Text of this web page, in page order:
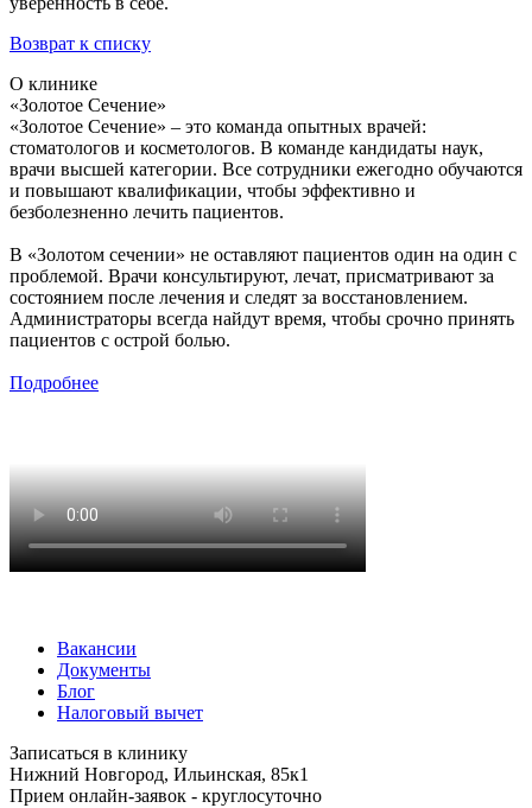
Возврат к списку
О клинике
«Золотое Сечение»
«Золотое Сечение» – это команда опытных врачей:
стоматологов и косметологов. В команде кандидаты наук,
врачи высшей категории. Все сотрудники ежегодно обучаются
и повышают квалификации, чтобы эффективно и
безболезненно лечить пациентов.
В «Золотом сечении» не оставляют пациентов один на один с
проблемой. Врачи консультируют, лечат, присматривают за
состоянием после лечения и следят за восстановлением.
Администраторы всегда найдут время, чтобы срочно принять
пациентов с острой болью.
Подробнее
Вакансии
Документы
Блог
Налоговый вычет
Записаться в клинику
Нижний Новгород, Ильинская, 85к1
Прием онлайн-заявок - круглосуточно